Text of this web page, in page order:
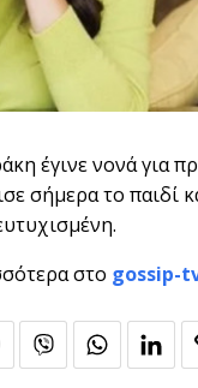
έγινε νονά για
σήμερα το παιδί
στο gossip-